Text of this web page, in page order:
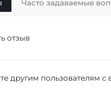
отзыв
другим пользователям
Часто задаваемые